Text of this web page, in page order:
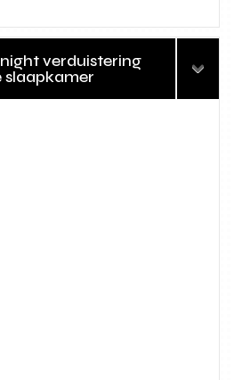
verduistering
slaapkamer